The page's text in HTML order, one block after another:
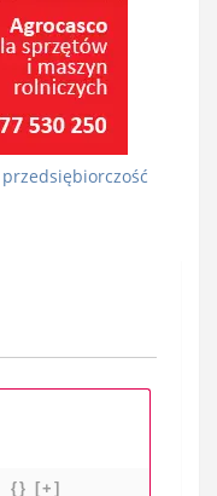
przedsiębiorczość
{} [+]